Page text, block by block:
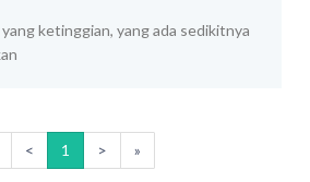
ketinggian, yang ada sedikitnya
< 1 > »